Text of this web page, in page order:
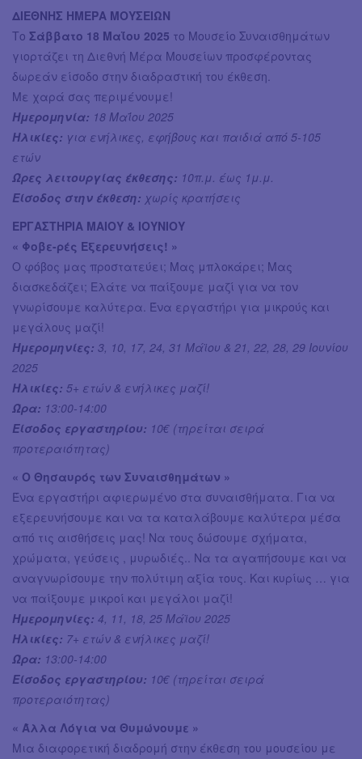
ΔΙΕΘΝΗΣ ΗΜΕΡΑ ΜΟΥΣΕΙΩΝ
Το Σάββατο 18 Μαΐου 2025 το Μουσείο Συναισθημάτων
γιορτάζει τη Διεθνή Μέρα Μουσείων προσφέροντας
δωρεάν είσοδο στην διαδραστική του έκθεση.
Με χαρά σας περιμένουμε!
Ημερομηνία: 18 Μαΐου 2025
Ηλικίες: για ενήλικες, εφήβους και παιδιά από 5-105
ετών
Ώρες λειτουργίας έκθεσης: 10π.μ. έως 1μ.μ.
Είσοδος στην έκθεση: χωρίς κρατήσεις
ΕΡΓΑΣΤΗΡΙΑ ΜΑΙΟΥ & ΙΟΥΝΙΟΥ
« Φοβε-ρές Εξερευνήσεις! »
Ο φόβος μας προστατεύει; Μας μπλοκάρει; Μας
διασκεδάζει; Ελάτε να παίξουμε μαζί για να τον
γνωρίσουμε καλύτερα. Ένα εργαστήρι για μικρούς και
μεγάλους μαζί!
Ημερομηνίες: 3, 10, 17, 24, 31 Μάϊου & 21, 22, 28, 29 Ιουνίου
2025
Ηλικίες: 5+ ετών & ενήλικες μαζί!
Ώρα: 13:00-14:00
Είσοδος εργαστηρίου: 10€ (τηρείται σειρά
προτεραιότητας)
« Ο Θησαυρός των Συναισθημάτων »
Ένα εργαστήρι αφιερωμένο στα συναισθήματα. Για να
εξερευνήσουμε και να τα καταλάβουμε καλύτερα μέσα
από τις αισθήσεις μας! Να τους δώσουμε σχήματα,
χρώματα, γεύσεις , μυρωδιές.. Να τα αγαπήσουμε και να
αναγνωρίσουμε την πολύτιμη αξία τους. Και κυρίως … για
να παίξουμε μικροί και μεγάλοι μαζί!
Ημερομηνίες: 4, 11, 18, 25 Μάϊου 2025
Ηλικίες: 7+ ετών & ενήλικες μαζί!
Ώρα: 13:00-14:00
Είσοδος εργαστηρίου: 10€ (τηρείται σειρά
προτεραιότητας)
« Άλλα Λόγια να Θυμώνουμε »
Μια διαφορετική διαδρομή στην έκθεση του μουσείου με